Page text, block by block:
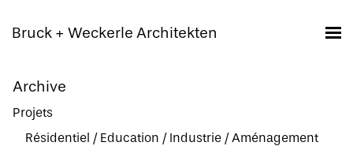
Bruck + Weckerle Architekten
Archive
Projets
Résidentiel / Education / Industrie / Aménagement